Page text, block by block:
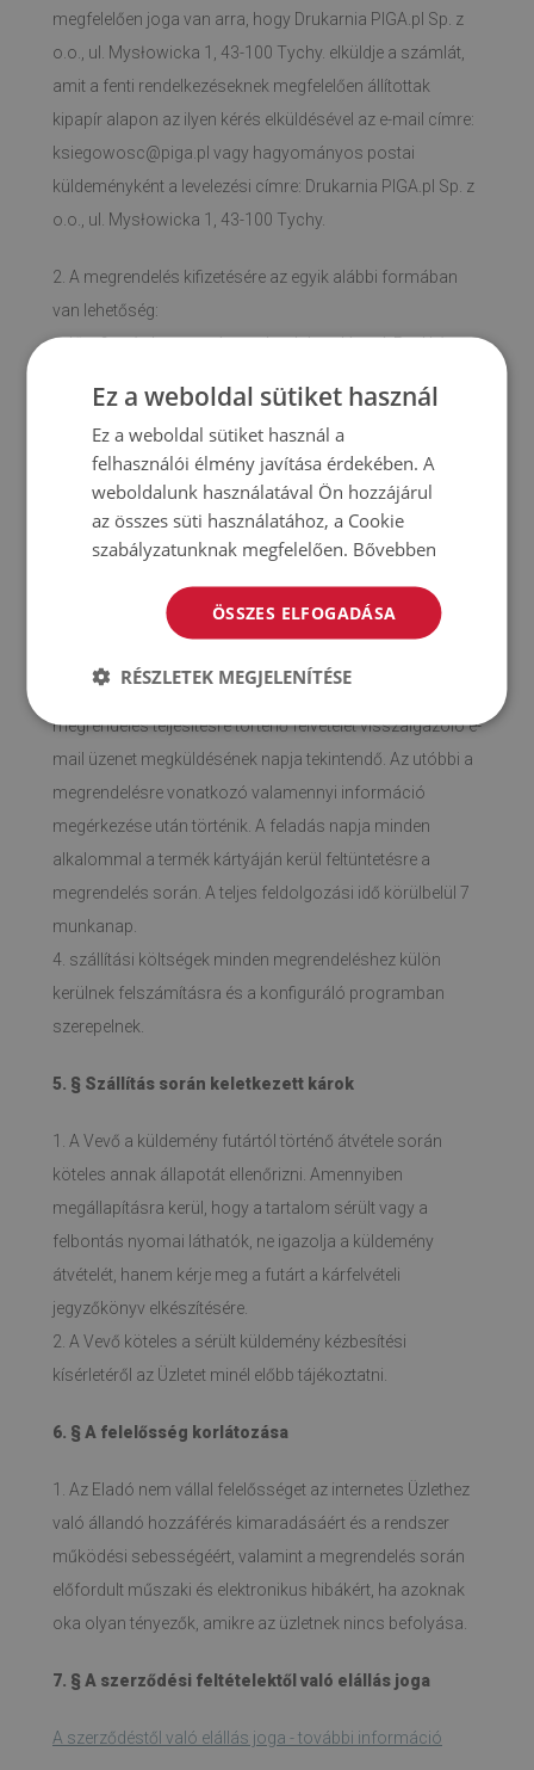
megfelelően joga van arra, hogy Drukarnia PIGA.pl Sp. z
o.o., ul. Mysłowicka 1, 43-100 Tychy. elküldje a számlát,
amit a fenti rendelkezéseknek megfelelően állítottak
kipapír alapon az ilyen kérés elküldésével az e-mail címre:
ksiegowosc@piga.pl vagy hagyományos postai
küldeményként a levelezési címre: Drukarnia PIGA.pl Sp. z
o.o., ul. Mysłowicka 1, 43-100 Tychy.
2. A megrendelés kifizetésére az egyik alábbi formában
van lehetőség:
- előre fizetés hagyományos bankátutalással, PayU és
- készpénzben, utánvétes küldemény esetén
3. Az Eladó fenntartja a jogát bizonyos fizetési módok
elfogadásához vagy megtagadásához.
1. A termékeket Lengyelországból szállítjuk.
2. A megrendelt termékek futárcég közreműködésével
3. A megrendelés teljesítési határidő első napjának a
megrendelés teljesítésre történő felvételét visszaigazoló e-
mail üzenet megküldésének napja tekintendő. Az utóbbi a
megrendelésre vonatkozó valamennyi információ
megérkezése után történik. A feladás napja minden
alkalommal a termék kártyáján kerül feltüntetésre a
megrendelés során. A teljes feldolgozási idő körülbelül 7
munkanap.
4. szállítási költségek minden megrendeléshez külön
kerülnek felszámításra és a konfiguráló programban
szerepelnek.
5. § Szállítás során keletkezett károk
1. A Vevő a küldemény futártól történő átvétele során
köteles annak állapotát ellenőrizni. Amennyiben
megállapításra kerül, hogy a tartalom sérült vagy a
felbontás nyomai láthatók, ne igazolja a küldemény
átvételét, hanem kérje meg a futárt a kárfelvételi
jegyzőkönyv elkészítésére.
2. A Vevő köteles a sérült küldemény kézbesítési
kísérletéről az Üzletet minél előbb tájékoztatni.
6. § A felelősség korlátozása
1. Az Eladó nem vállal felelősséget az internetes Üzlethez
való állandó hozzáférés kimaradásáért és a rendszer
működési sebességéért, valamint a megrendelés során
előfordult műszaki és elektronikus hibákért, ha azoknak
oka olyan tényezők, amikre az üzletnek nincs befolyása.
7. § A szerződési feltételektől való elállás joga
A szerződéstől való elállás joga - további információ
Ez a weboldal sütiket használ
Ez a weboldal sütiket használ a
felhasználói élmény javítása érdekében. A
weboldalunk használatával Ön hozzájárul
az összes süti használatához, a Cookie
szabályzatunknak megfelelően. Bővebben
ÖSSZES ELFOGADÁSA
RÉSZLETEK MEGJELENÍTÉSE